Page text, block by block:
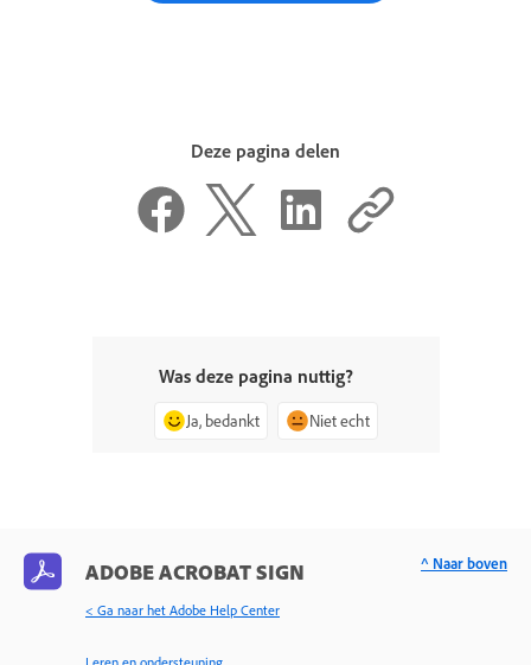
Deze pagina delen
Was deze pagina nuttig?
Ja, bedankt Niet echt
ADOBE ACROBAT SIGN
< Ga naar het Adobe Help Center
^ Naar boven